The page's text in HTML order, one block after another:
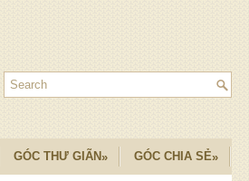
GÓC THƯ GIÃN» GÓC CHIA SẺ»